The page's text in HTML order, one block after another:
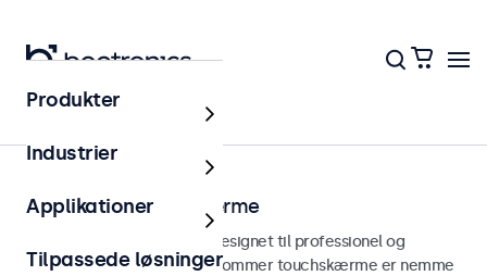
Touchskærme
10 tommer touchskærme
10 tommer touchskærme designet til professionel og
kontinuerlig brug. Disse 10-tommer touchskærme er nemme
Produkter
Industrier
Applikationer
Tilpassede løsninger